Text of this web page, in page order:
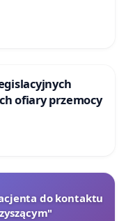
ofiary przemocy
do kontaktu